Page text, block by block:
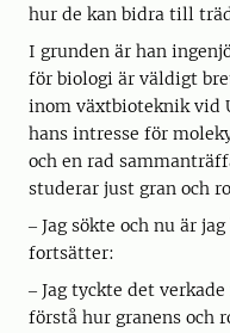
hur de kan bidra till
I grunden är han
för biologi är väldigt
inom växtbioteknik vid
hans intresse för
och en rad
studerar just gran och
‒ Jag sökte och nu är
fortsätter:
‒ Jag tyckte det
förstå hur granens och